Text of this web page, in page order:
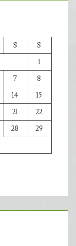
S
S
1
7
8
14
15
21
22
28
29